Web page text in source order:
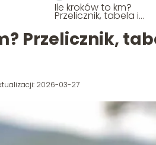
Ile kroków to km?
Przelicznik, tabela i
średnia długość kroku
Przelicznik,
2026-03-27